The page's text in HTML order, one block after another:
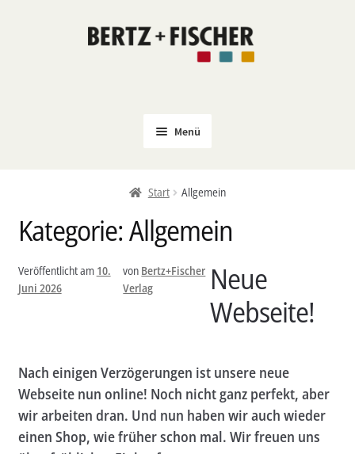
Zur
Zum
Menü
Coming Soon
Politik
PROKLA
Open Access
Untermenü
öffnen
Untermenü
Aktuelles
Verlag
Start Allgemein
Kategorie:Allgemein
Veröffentlicht am 10.
Juni 2026
von Bertz+Fischer
Verlag
Neue
Webseite!
Nach einigen Verzögerungen ist unsere neue
Webseite nun online! Noch nicht ganz perfekt, aber
wir arbeiten dran. Und nun haben wir auch wieder
einen Shop, wie früher schon mal. Wir freuen uns